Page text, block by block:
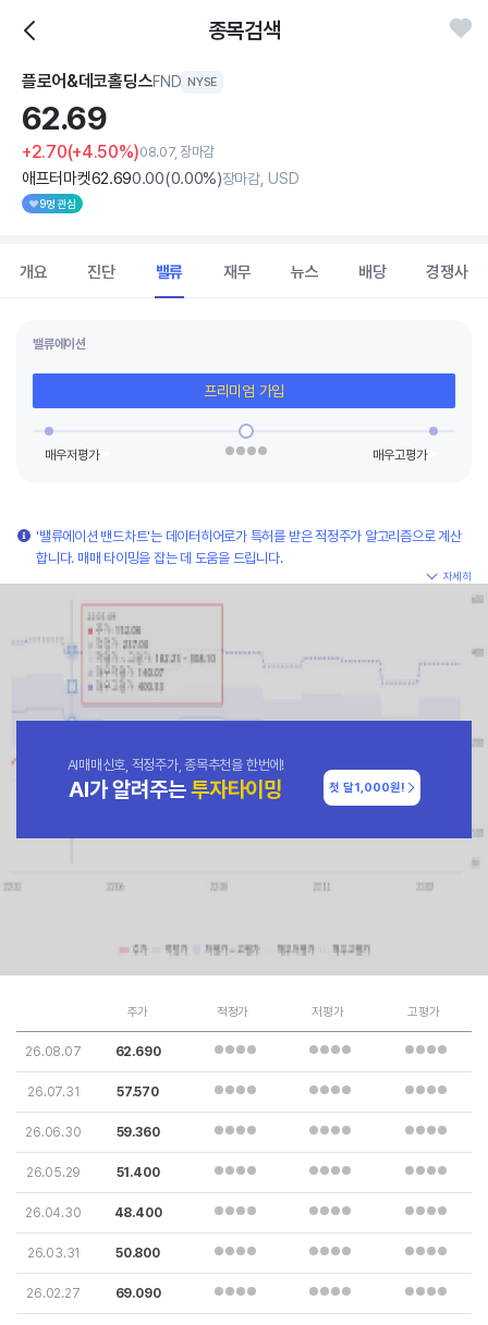
종목검색
플로어&데코홀딩스FND NYSE
62.69
+2.70(+4.50%)08.07, 장마감
애프터마켓62.690.00(0.00%)장마감, USD
9명 관심
개요 진단 밸류 재무 뉴스 배당 경쟁사
밸류에이션
프리미엄 가입
'밸류에이션 밴드차트'는 데이터히어로가 특허를 받은 적정주가 알고리즘으로 계산
합니다. 매매 타이밍을 잡는 데 도움을 드립니다.
자세히
AI매매신호, 적정주가, 종목추천을 한번에!
AI가 알려주는투자타이밍 첫 달1,000원!
주가 적정가 저평가 고평가
26.08.07 62.690
26.07.31 57.570
26.06.30 59.360
26.05.29 51.400
26.04.30 48.400
26.03.31 50.800
26.02.27 69.090